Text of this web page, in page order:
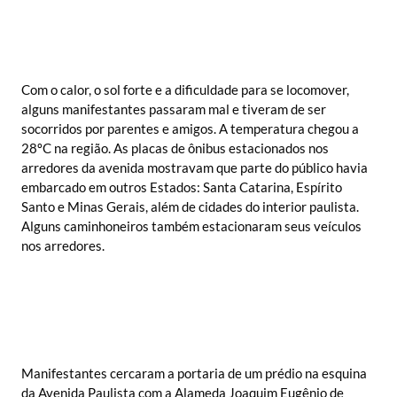
Com o calor, o sol forte e a dificuldade para se locomover,
alguns manifestantes passaram mal e tiveram de ser
socorridos por parentes e amigos. A temperatura chegou a
28ºC na região. As placas de ônibus estacionados nos
arredores da avenida mostravam que parte do público havia
embarcado em outros Estados: Santa Catarina, Espírito
Santo e Minas Gerais, além de cidades do interior paulista.
Alguns caminhoneiros também estacionaram seus veículos
nos arredores.
Manifestantes cercaram a portaria de um prédio na esquina
da Avenida Paulista com a Alameda Joaquim Eugênio de